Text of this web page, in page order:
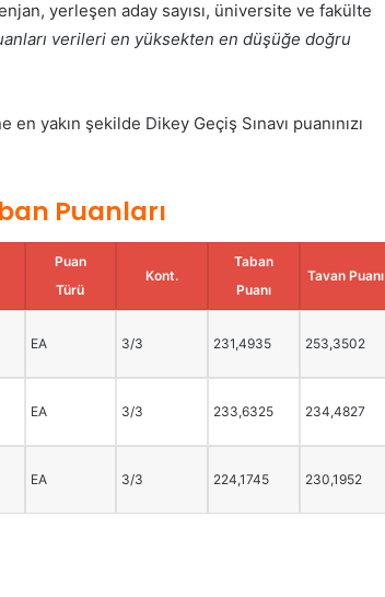
yerleşen aday sayısı, üniversite ve fakülte
verileri en yüksekten en düşüğe doğru
yakın şekilde Dikey Geçiş Sınavı puanınızı
Puanları
Puan
Türü
Kont.
Taban
Puanı
Tavan Puanı
EA 3/3 231,4935 253,3502
EA 3/3 233,6325 234,4827
EA 3/3 224,1745 230,1952